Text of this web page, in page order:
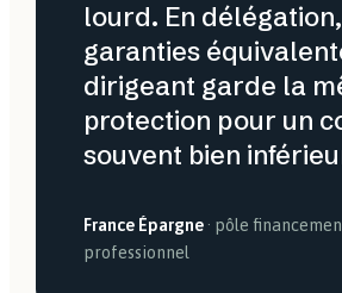
lourd. En
garanties
dirigeant garde la
protection pour un
souvent bien
France Épargne · pôle
professionnel